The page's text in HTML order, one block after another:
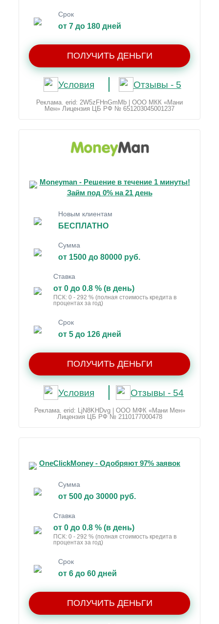
Срок
от 7 до 180 дней
ПОЛУЧИТЬ ДЕНЬГИ
Условия Отзывы - 5
Реклама. erid: 2W5zFHnGmMb | ООО МКК «Мани
Мен» Лицензия ЦБ РФ № 651203045001237
Moneyman - Решение в течение 1 минуты!
Займ под 0% на 21 день
Новым клиентам
БЕСПЛАТНО
Сумма
от 1500 до 80000 руб.
Ставка
от 0 до 0.8 % (в день)
ПСК: 0 - 292 % (полная стоимость кредита в
процентах за год)
Срок
от 5 до 126 дней
ПОЛУЧИТЬ ДЕНЬГИ
Условия Отзывы - 54
Реклама. erid: LjN8KHDvg | ООО МФК «Мани Мен»
Лицензия ЦБ РФ № 2110177000478
OneClickMoney - Одобряют 97% заявок
Сумма
от 500 до 30000 руб.
Ставка
от 0 до 0.8 % (в день)
ПСК: 0 - 292 % (полная стоимость кредита в
процентах за год)
Срок
от 6 до 60 дней
ПОЛУЧИТЬ ДЕНЬГИ